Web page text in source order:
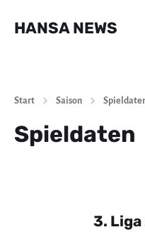
HANSA NEWS
Start Saison
Spieldaten
3.